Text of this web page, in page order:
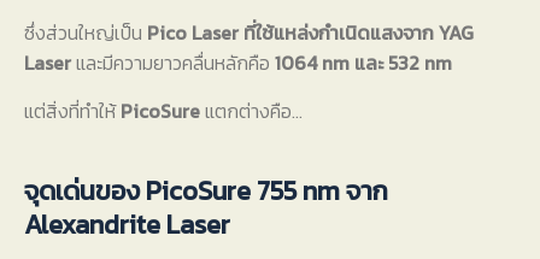
ซึ่งส่วนใหญ่เป็น Pico Laser ที่ใช้แหล่งกำเนิดแสงจาก YAG
Laserและมีความยาวคลื่นหลักคือ 1064 nm และ 532 nm
แต่สิ่งที่ทำให้PicoSureแตกต่างคือ…
จุดเด่นของ PicoSure 755 nm จาก
Alexandrite Laser